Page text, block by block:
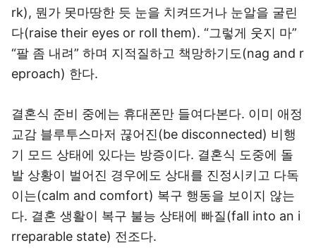
rk), 뭔가 못마땅한 듯 눈을 치켜뜨거나 눈알을 굴린
다(raise their eyes or roll them). “그렇게 웃지 마”
“팔 좀 내려” 하며 지적질하고 책망하기도(nag and r
eproach) 한다.
결혼식 준비 중에는 휴대폰만 들여다본다. 이미 애정
교감 블루투스마저 끊어진(be disconnected) 비행
기 모드 상태에 있다는 방증이다. 결혼식 도중에 돌
발 상황이 벌어진 경우에도 상대를 진정시키고 다독
이는(calm and comfort) 복구 행동을 보이지 않는
다. 결혼 생활이 복구 불능 상태에 빠질(fall into an i
rreparable state) 전조다.